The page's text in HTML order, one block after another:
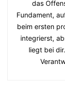
das
Fundament,
beim ersten
integrierst,
liegt bei